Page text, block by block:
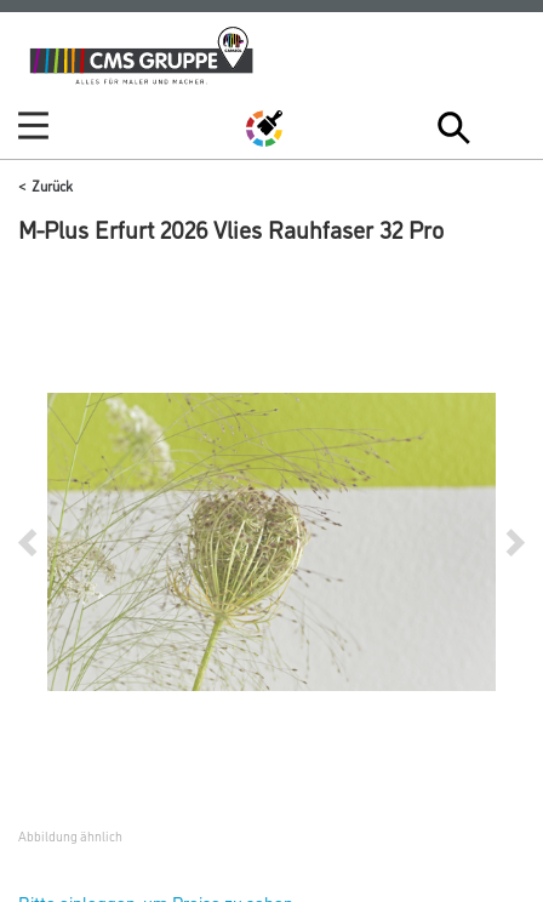
Zum
Inhalt
Zum
Navigationsmenü
Zurück
M-Plus Erfurt 2026 Vlies Rauhfaser 32 Pro
Abbildung ähnlich